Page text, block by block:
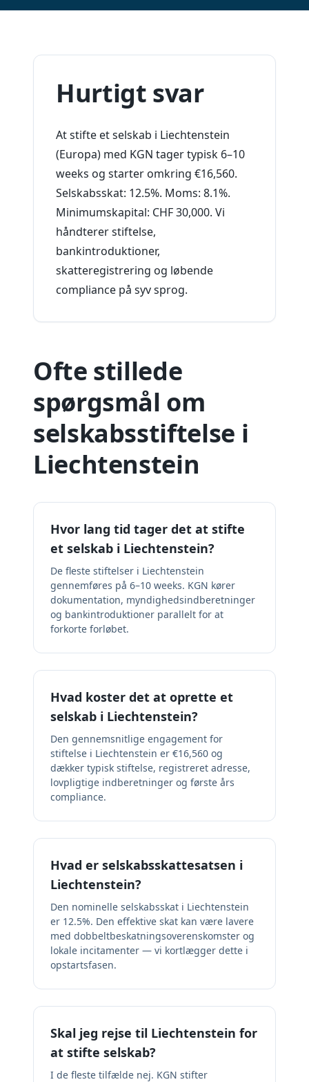
Hurtigt svar
At stifte et selskab i Liechtenstein
(Europa) med KGN tager typisk 6–10
weeks og starter omkring €16,560.
Selskabsskat: 12.5%. Moms: 8.1%.
Minimumskapital: CHF 30,000. Vi
håndterer stiftelse,
bankintroduktioner,
skatteregistrering og løbende
compliance på syv sprog.
Ofte stillede
spørgsmål om
selskabsstiftelse i
Liechtenstein
Hvor lang tid tager det at stifte
et selskab i Liechtenstein?
De fleste stiftelser i Liechtenstein
gennemføres på 6–10 weeks. KGN kører
dokumentation, myndighedsindberetninger
og bankintroduktioner parallelt for at
forkorte forløbet.
Hvad koster det at oprette et
selskab i Liechtenstein?
Den gennemsnitlige engagement for
stiftelse i Liechtenstein er €16,560 og
dækker typisk stiftelse, registreret adresse,
lovpligtige indberetninger og første års
compliance.
Hvad er selskabsskattesatsen i
Liechtenstein?
Den nominelle selskabsskat i Liechtenstein
er 12.5%. Den effektive skat kan være lavere
med dobbeltbeskatningsoverenskomster og
lokale incitamenter — vi kortlægger dette i
opstartsfasen.
Skal jeg rejse til Liechtenstein for
at stifte selskab?
I de fleste tilfælde nej. KGN stifter